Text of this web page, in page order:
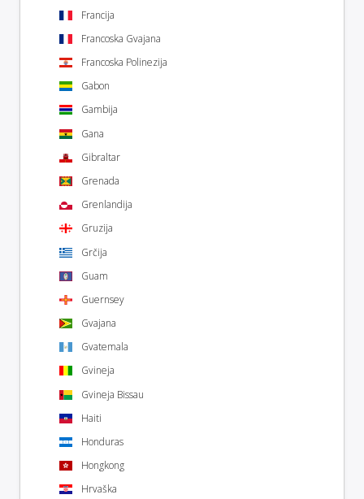
Francija
Francoska Gvajana
Francoska Polinezija
Gabon
Gambija
Gana
Gibraltar
Grenada
Grenlandija
Gruzija
Grčija
Guam
Guernsey
Gvajana
Gvatemala
Gvineja
Gvineja Bissau
Haiti
Honduras
Hongkong
Hrvaška